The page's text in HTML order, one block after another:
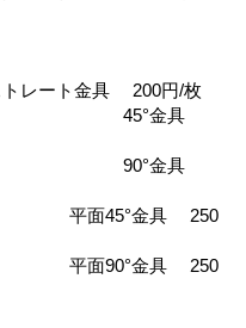
レート金具 200円/枚
具
具
具 250
具 250